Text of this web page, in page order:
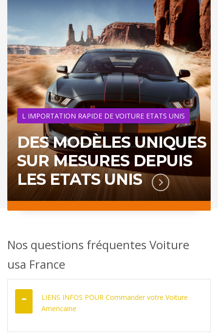
L IMPORTATION RAPIDE DE VOITURE ETATS UNIS
DES MODÈLES UNIQUES ,
SUR MESURES DEPUIS
LES ETATS UNIS
Nos questions fréquentes Voiture
usa France
LIENS INFOS POUR Commander votre Voiture
Americaine